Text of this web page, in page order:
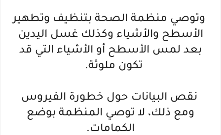
وتوصي منظمة الصحة بتنظيف وتطهير
الأسطح والأشياء وكذلك غسل اليدين
بعد لمس الأسطح أو الأشياء التي قد
تكون ملوثة.
نقص البيانات حول خطورة الفيروس
ومع ذلك، لا توصي المنظمة بوضع
الكمامات.